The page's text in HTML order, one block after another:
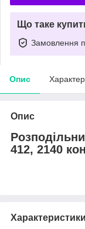
Що таке
Замовлення
Опис
Опис
412, 2140
Характеристики